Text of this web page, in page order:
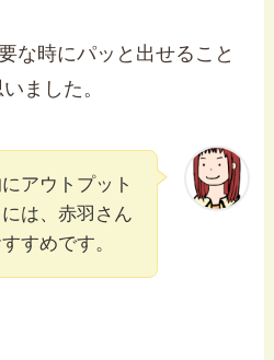
な時にパッと出せること
ました。
アウトプット
は、赤羽さん
すめです。